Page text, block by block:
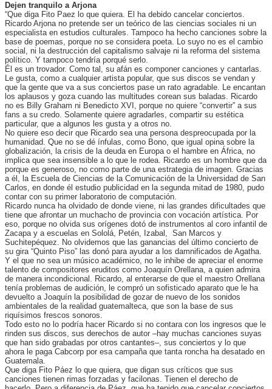
Dejen tranquilo a Arjona
“Que diga Fito Paez lo que quiera. El ha debido cancelar conciertos.
Ricardo Arjona no pretende ser un teórico de las ciencias sociales ni un
especialista en estudios culturales. Tampoco ha hecho canciones sobre la
base de poemas, porque no se considera poeta. Lo suyo no es el cambio
social, ni la destrucción del capitalismo salvaje ni la reforma del sistema
político. Y tampoco tendría porqué serlo.
Él es un trovador. Como tal, su afán es componer canciones y cantarlas.
Le gusta, como a cualquier artista popular, que sus discos se vendan y
que la gente que va a sus conciertos pase un rato agradable. Le encantan
los aplausos y goza cuando las multitudes corean sus baladas. Ricardo
no es Billy Graham ni Benedicto XVI, porque no quiere “convertir” a sus
fans a su credo. Solamente quiere agradarles, compartir su estética
particular, que a algunos les gusta y a otros no.
No quiere eso decir que Ricardo sea una persona despreocupada por la
humanidad. Que no se dé ínfulas, como Bono, que igual opina sobre la
globalización, la crisis de la deuda en Europa o el hambre en África, no
implica que sea insensible a lo que le rodea. Ricardo es un hombre que da
porque es generoso, no como parte de una estrategia de imagen. Gracias
a él, la Escuela de Ciencias de la Comunicación de la Universidad de San
Carlos, en donde él estudio publicidad en la segunda mitad de 1980, pudo
contar con su primer laboratorio de computación.
Ricardo nunca ha olvidado de donde viene, ni las grandes dificultades que
tiene que afrontar un muchacho de provincia con vocación artística. Por
eso, porque no olvida sus orígenes dotó de instrumentos al coro infantil de
Zacapa y a escuelas en Sololá, Petén, Izabal, San Marcos y
Suchitepéquez. No olvidemos que las ganancias del último concierto de
su gira “Quinto Piso” las donó para ayudar a los damnificados de Agatha.
Y el que no sea un músico académico, no le inhibe de apreciar el enorme
talento de compositores eruditos como Joaquín Orellana, a quien admira
de manera incondicional. Ricardo, al enterarse de que el maestro Orellana
tenía problemas de audición, le compró un sofisticado aparato que le ha
devuelto a Joaquín la posibilidad de gozar de nuevo de los sonidos
ambientales de la realidad guatemalteca, que son la base de sus
riquísimos frescos sonoros.
Todo esto no lo podría hacer Ricardo si no contara con los ingresos que le
rinden sus discos, sus derechos de autor –hay muchas canciones suyas
que han sido grabadas por otros cantantes–, sus conciertos y lo que
ahora le paga Cabcorp por esa campaña que tanta roncha ha desatado en
Guatemala.
Que diga Fito Páez lo que quiera, que digan sus críticos que sus
canciones tienen rimas forzadas y facilonas. Tienen el derecho de